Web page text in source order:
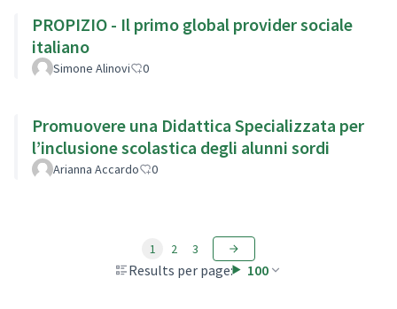
PROPIZIO - Il primo global provider sociale
italiano
Simone Alinovi 0
Promuovere una Didattica Specializzata per
l’inclusione scolastica degli alunni sordi
Arianna Accardo 0
Results per page: 100
1 2 3